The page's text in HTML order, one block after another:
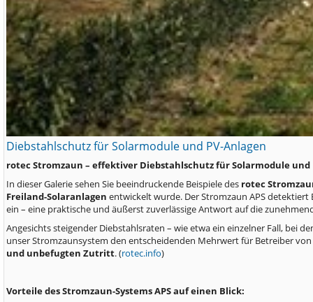
Diebstahlschutz für Solarmodule und PV-Anlagen
rotec Stromzaun – effektiver Diebstahlschutz für Solarmodule und
In dieser Galerie sehen Sie beeindruckende Beispiele des rotec
Freiland-Solaranlagen entwickelt wurde. Der Stromzaun APS
ein – eine praktische und äußerst zuverlässige Antwort auf die
Angesichts steigender Diebstahlsraten – wie etwa ein einzelner Fall, bei
unser Stromzaunsystem den entscheidenden Mehrwert für Betreiber
und unbefugten Zutritt. (rotec.info)
Vorteile des Stromzaun-Systems APS auf einen Blick: